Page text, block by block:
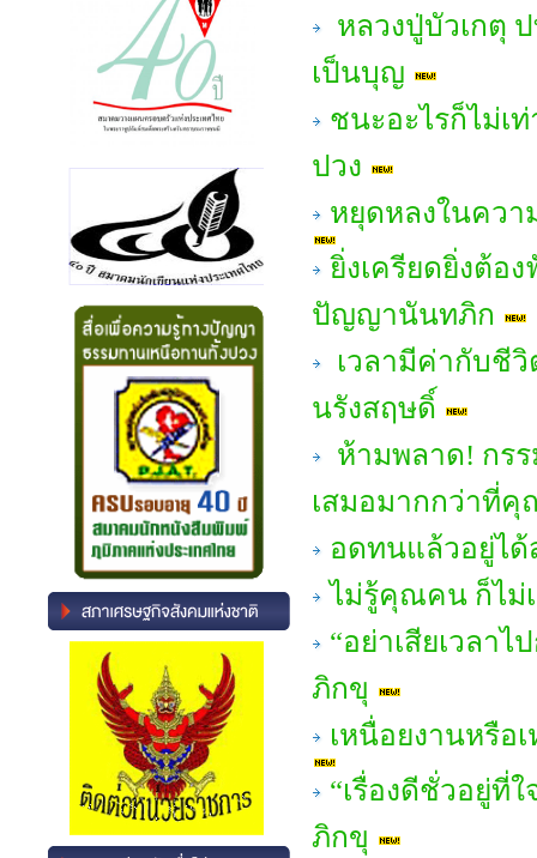
หลวงปู่บัวเกตุ
เป็นบุญ
ชนะอะไรก็ไม่เ
ปวง
หยุดหลงในควา
ยิ่งเครียดยิ่งต้อ
ปัญญานันทภิก
เวลามีค่ากับชี
นรังสฤษดิ์
ห้ามพลาด! กร
เสมอมากกว่าที่
อดทนแล้วอยู่ไ
ไม่รู้คุณคน ก็ไม่
“อย่าเสียเวลา
ภิกขุ
เหนื่อยงานหรือ
“เรื่องดีชั่วอยู่ที่
ภิกขุ